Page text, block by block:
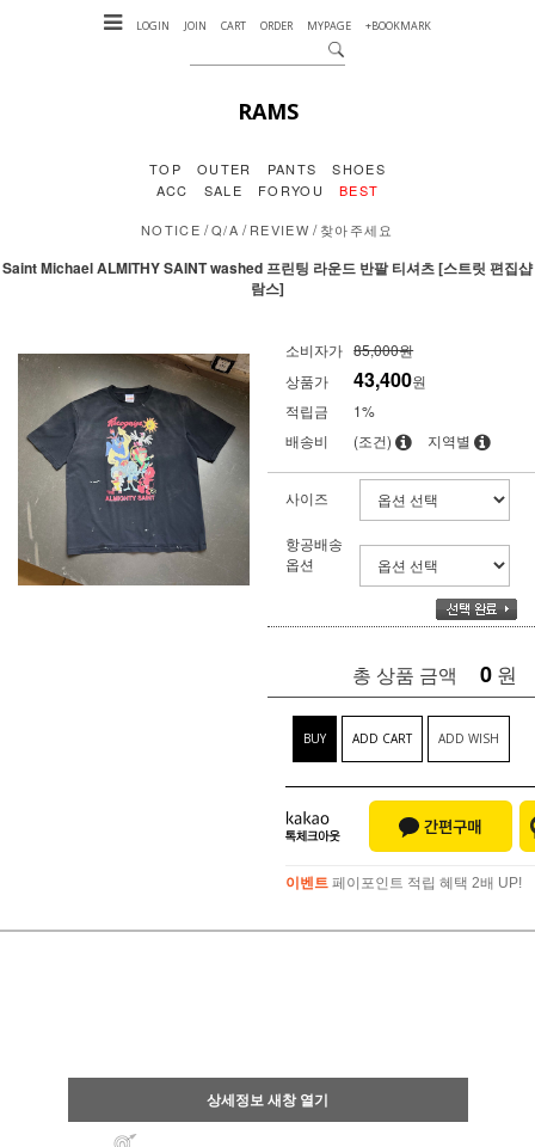
LOGIN JOIN CART ORDER MYPAGE +BOOKMARK
RAMS
TOP OUTER PANTS
SHOES
ACC
SALE FORYOU BEST
NOTICE /Q/A /REVIEW /찾아주세요
Saint Michael ALMITHY SAINT washed 프린팅 라운드 반팔 티셔츠 [스트릿 편집샵
람스]
소비자가 85,000원
상품가
43,400원
적립금
1%
배송비
(조건) 지역별
사이즈
항공배송
옵션
총 상품 금액 0 원
BUY ADD CART ADD WISH
이벤트 페이포인트 적립 혜택 2배 UP!
상세정보 새창 열기